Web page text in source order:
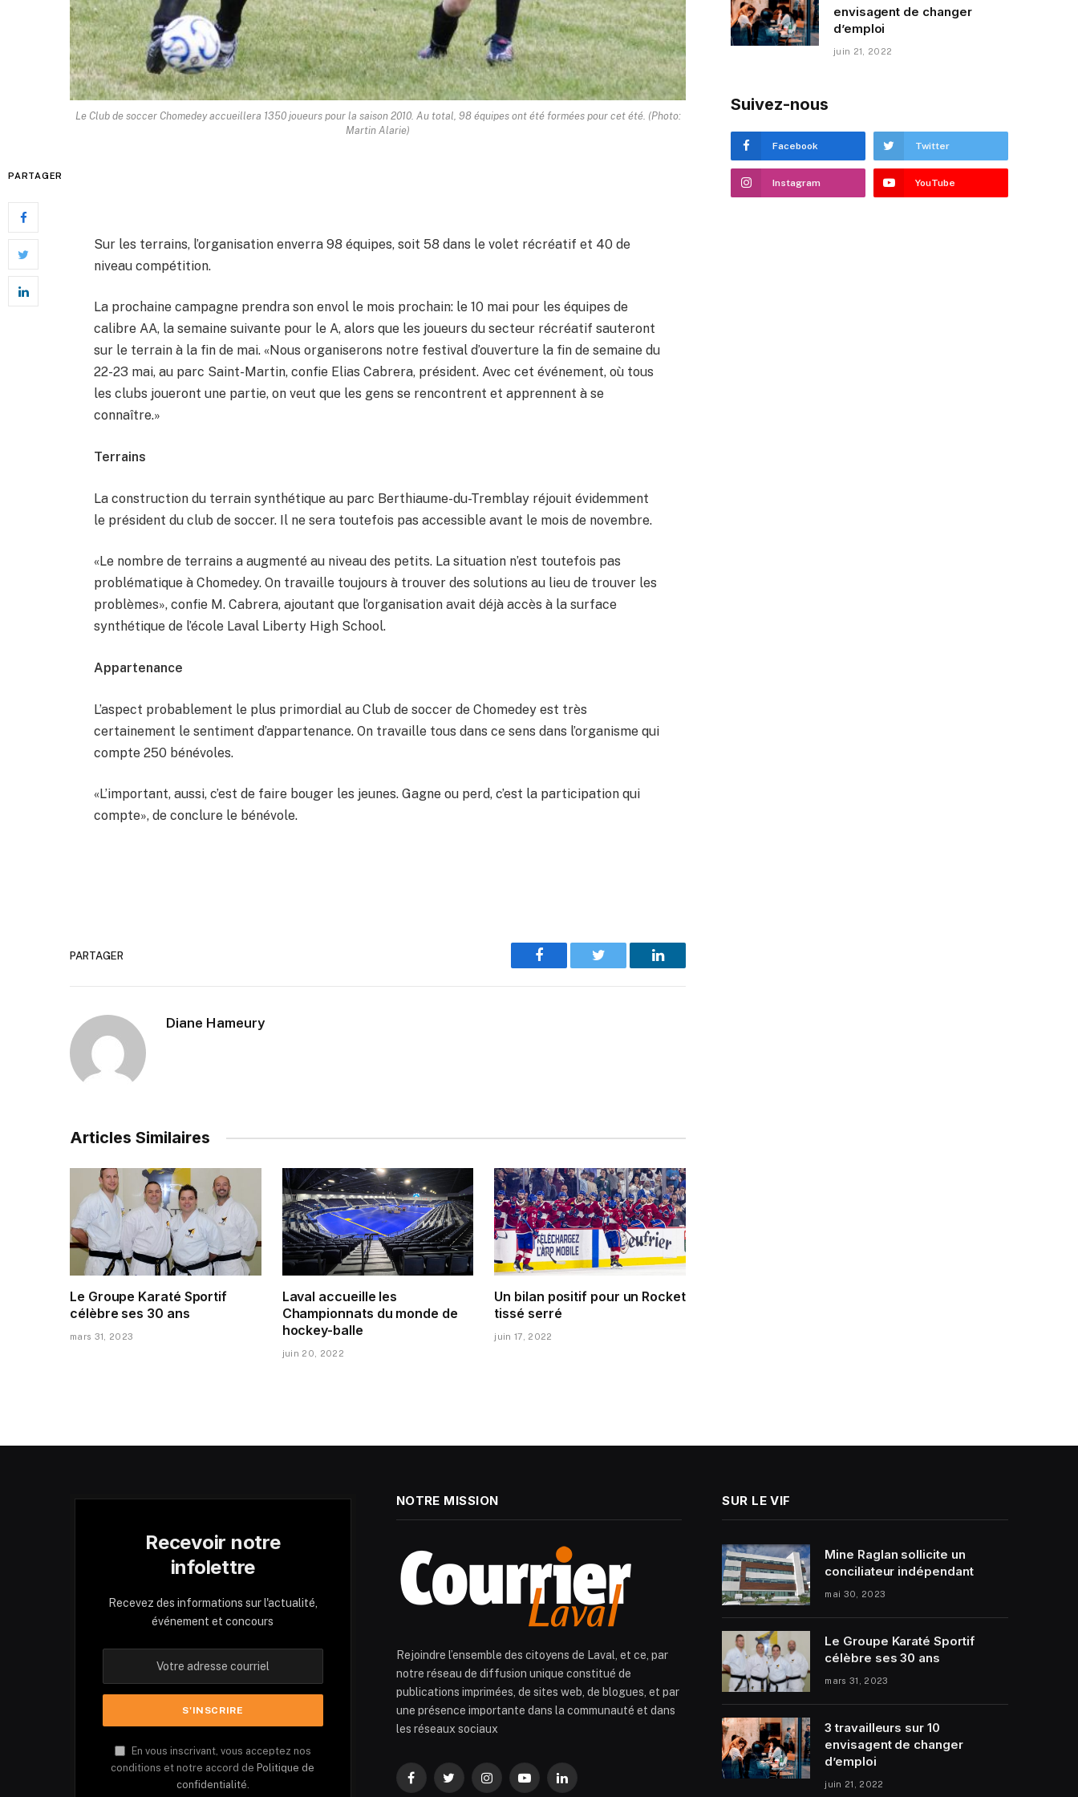
Le Club de soccer Chomedey accueillera 1350 joueurs pour la saison 2010. Au total, 98 équipes ont été formées pour cet été. (Photo:
Martin Alarie)
PARTAGER
Sur les terrains, l’organisation enverra 98 équipes, soit 58 dans le volet récréatif et 40 de
niveau compétition.
La prochaine campagne prendra son envol le mois prochain: le 10 mai pour les équipes de
calibre AA, la semaine suivante pour le A, alors que les joueurs du secteur récréatif sauteront
sur le terrain à la fin de mai. «Nous organiserons notre festival d’ouverture la fin de semaine du
22-23 mai, au parc Saint-Martin, confie Elias Cabrera, président. Avec cet événement, où tous
les clubs joueront une partie, on veut que les gens se rencontrent et apprennent à se
connaître.»
Terrains
La construction du terrain synthétique au parc Berthiaume-du-Tremblay réjouit évidemment
le président du club de soccer. Il ne sera toutefois pas accessible avant le mois de novembre.
«Le nombre de terrains a augmenté au niveau des petits. La situation n’est toutefois pas
problématique à Chomedey. On travaille toujours à trouver des solutions au lieu de trouver les
problèmes», confie M. Cabrera, ajoutant que l’organisation avait déjà accès à la surface
synthétique de l’école Laval Liberty High School.
Appartenance
L’aspect probablement le plus primordial au Club de soccer de Chomedey est très
certainement le sentiment d’appartenance. On travaille tous dans ce sens dans l’organisme qui
compte 250 bénévoles.
«L’important, aussi, c’est de faire bouger les jeunes. Gagne ou perd, c’est la participation qui
compte», de conclure le bénévole.
PARTAGER
Facebook Twitter LinkedIn
Diane Hameury
Articles Similaires
Le Groupe Karaté Sportif
célèbre ses 30 ans
mars 31, 2023
Laval accueille les
Championnats du monde de
hockey-balle
juin 20, 2022
Un bilan positif pour un Rocket
tissé serré
juin 17, 2022
envisagent de changer
d’emploi
juin 21, 2022
Suivez-nous
Facebook Twitter
Instagram YouTube
Recevoir notre
infolettre
Recevez des informations sur l'actualité,
événement et concours
En vous inscrivant, vous acceptez nos
conditions et notre accord de Politique de
confidentialité.
NOTRE MISSION
Rejoindre l’ensemble des citoyens de Laval, et ce, par
notre réseau de diffusion unique constitué de
publications imprimées, de sites web, de blogues, et par
une présence importante dans la communauté et dans
les réseaux sociaux
FacebookTwitterInstagramYouTubeLinkedIn
SUR LE VIF
Mine Raglan sollicite un
conciliateur indépendant
mai 30, 2023
Le Groupe Karaté Sportif
célèbre ses 30 ans
mars 31, 2023
3 travailleurs sur 10
envisagent de changer
d’emploi
juin 21, 2022